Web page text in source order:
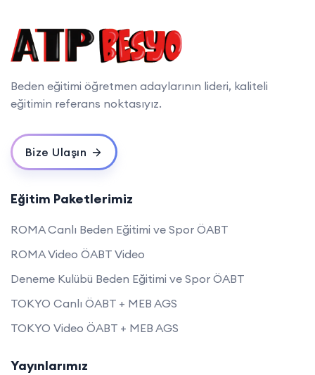
Beden eğitimi öğretmen adaylarının lideri, kaliteli
eğitimin referans noktasıyız.
Bize Ulaşın
Eğitim Paketlerimiz
ROMA Canlı Beden Eğitimi ve Spor ÖABT
ROMA Video ÖABT Video
Deneme Kulübü Beden Eğitimi ve Spor ÖABT
TOKYO Canlı ÖABT + MEB AGS
TOKYO Video ÖABT + MEB AGS
Yayınlarımız